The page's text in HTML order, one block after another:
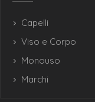
Capelli
Viso e Corpo
Monouso
Marchi